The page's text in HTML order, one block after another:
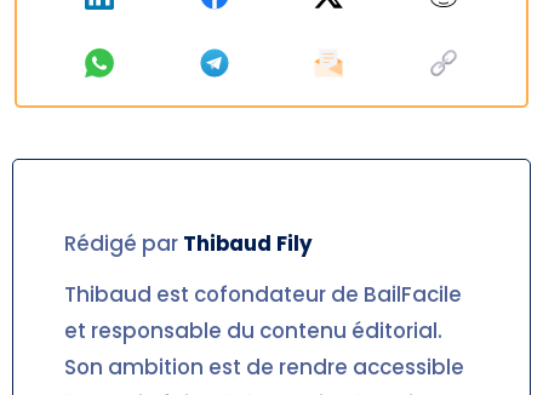
Rédigé par Thibaud Fily
Thibaud est cofondateur de BailFacile
et responsable du contenu éditorial.
Son ambition est de rendre accessible